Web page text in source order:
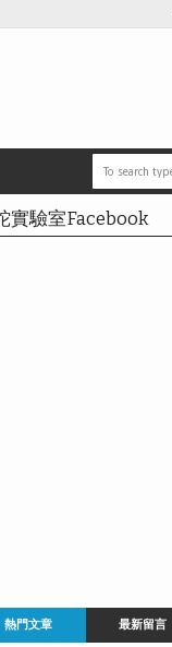
實驗室Facebook
熱門文章 最新留言